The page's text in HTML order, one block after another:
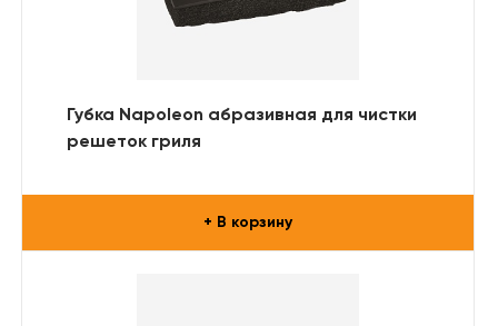
Губка Napoleon абразивная для чистки
решеток гриля
+ В корзину